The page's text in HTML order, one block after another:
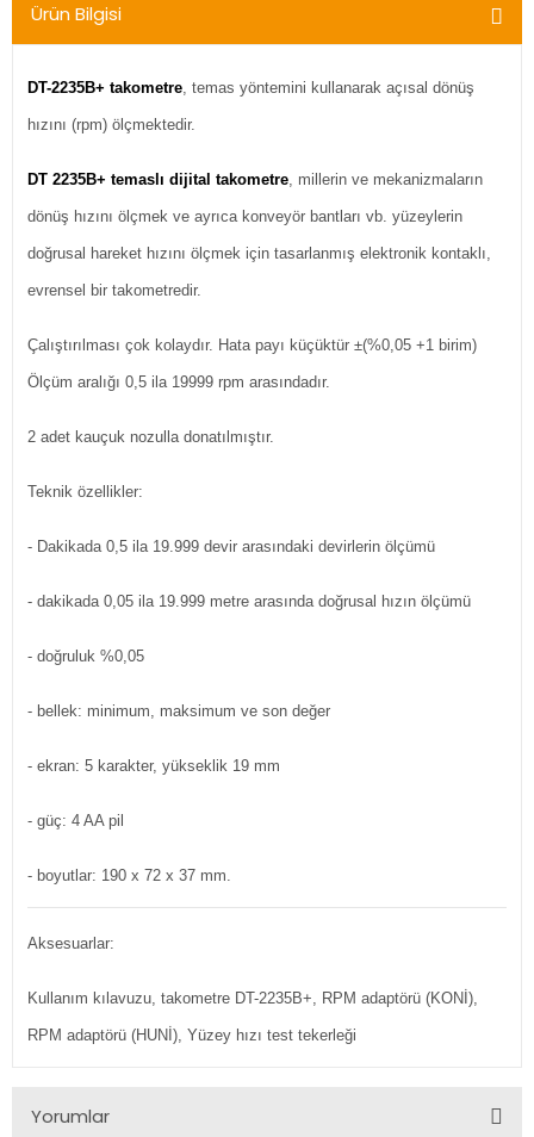
Ürün Bilgisi
DT-2235B+ takometre, temas yöntemini kullanarak açısal dönüş
hızını (rpm) ölçmektedir.
DT 2235B+ temaslı dijital takometre, millerin ve mekanizmaların
dönüş hızını ölçmek ve ayrıca konveyör bantları vb. yüzeylerin
doğrusal hareket hızını ölçmek için tasarlanmış elektronik kontaklı,
evrensel bir takometredir.
Çalıştırılması çok kolaydır. Hata payı küçüktür ±(%0,05 +1 birim)
Ölçüm aralığı 0,5 ila 19999 rpm arasındadır.
2 adet kauçuk nozulla donatılmıştır.
Teknik özellikler:
- Dakikada 0,5 ila 19.999 devir arasındaki devirlerin ölçümü
- dakikada 0,05 ila 19.999 metre arasında doğrusal hızın ölçümü
- doğruluk %0,05
- bellek: minimum, maksimum ve son değer
- ekran: 5 karakter, yükseklik 19 mm
- güç: 4 AA pil
- boyutlar: 190 x 72 x 37 mm.
Aksesuarlar:
Kullanım kılavuzu, takometre DT-2235B+, RPM adaptörü (KONİ),
RPM adaptörü (HUNİ), Yüzey hızı test tekerleği
Yorumlar